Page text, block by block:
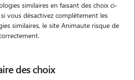
similaires en faisant des choix ci-
vous désactivez complètement les
similaires, le site Animaute risque de
des choix